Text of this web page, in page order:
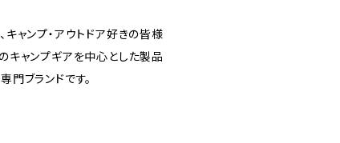
ャンプ・アウトドア好きの皆様
キャンプギアを中心とした製品
ブランドです。